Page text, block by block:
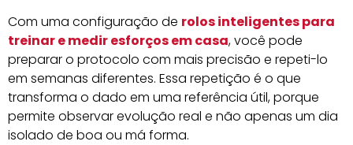
Com uma configuração de rolos inteligentes para
treinar e medir esforços em casa, você pode
preparar o protocolo com mais precisão e repeti-lo
em semanas diferentes. Essa repetição é o que
transforma o dado em uma referência útil, porque
permite observar evolução real e não apenas um dia
isolado de boa ou má forma.